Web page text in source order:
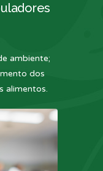
ambiente;
dos
alimentos.